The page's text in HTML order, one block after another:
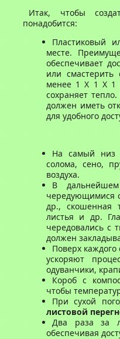
Итак, чтобы
понадобится:
Пластиковый
месте.
обеспечивает
или смастерить
менее 1 Х 1 Х 1
сохраняет
должен иметь
для удобного
На самый низ
солома, сено,
воздуха.
В дальнейшем
чередующимися
др., скошенная
листья и др.
чередовались с
должен
Поверх
ускоряют
одуванчики,
Короб с
чтобы
При сухой
листовой
Два раза за
обеспечивая